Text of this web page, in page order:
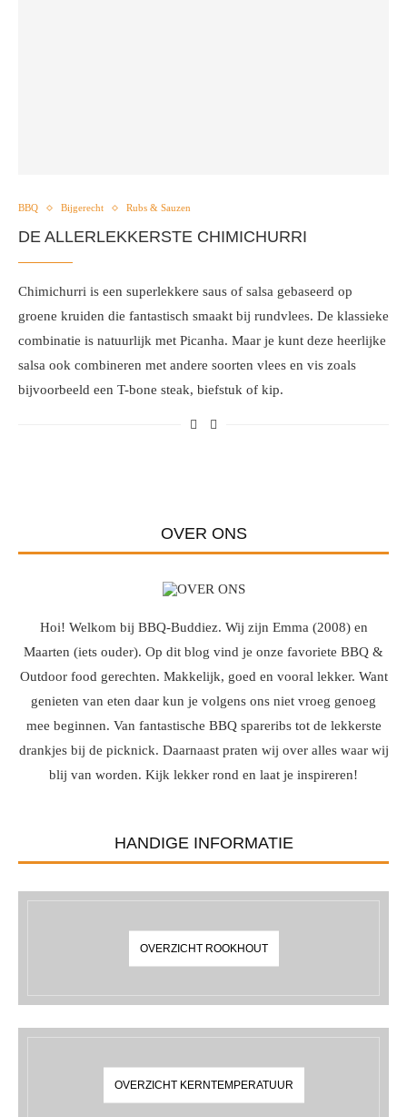
BBQ Bijgerecht Rubs & Sauzen
DE ALLERLEKKERSTE CHIMICHURRI
Chimichurri is een superlekkere saus of salsa gebaseerd op
groene kruiden die fantastisch smaakt bij rundvlees. De klassieke
combinatie is natuurlijk met Picanha. Maar je kunt deze heerlijke
salsa ook combineren met andere soorten vlees en vis zoals
bijvoorbeeld een T-bone steak, biefstuk of kip.
OVER ONS
Hoi! Welkom bij BBQ-Buddiez. Wij zijn Emma (2008) en
Maarten (iets ouder). Op dit blog vind je onze favoriete BBQ &
Outdoor food gerechten. Makkelijk, goed en vooral lekker. Want
genieten van eten daar kun je volgens ons niet vroeg genoeg
mee beginnen. Van fantastische BBQ spareribs tot de lekkerste
drankjes bij de picknick. Daarnaast praten wij over alles waar wij
blij van worden. Kijk lekker rond en laat je inspireren!
HANDIGE INFORMATIE
OVERZICHT ROOKHOUT
OVERZICHT KERNTEMPERATUUR